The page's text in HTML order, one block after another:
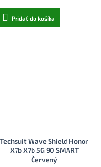
Pridať do košíka
Techsuit Wave Shield Honor
X7b X7b 5G 90 SMART
Červený